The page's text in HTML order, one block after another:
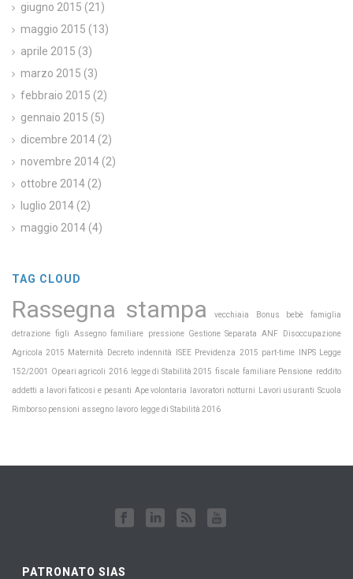
giugno 2015 (21)
maggio 2015 (13)
aprile 2015 (3)
marzo 2015 (3)
febbraio 2015 (2)
gennaio 2015 (5)
dicembre 2014 (2)
novembre 2014 (2)
ottobre 2014 (2)
luglio 2014 (2)
maggio 2014 (4)
TAG CLOUD
Rassegna stampa vecchiaia Bonus bebè famiglia
detrazione figli Assegno familiare pressione Gestione Separata ANF Disoccupazione
Agricola 2015 Maternità Decreto indennità ISEE Previdenza 2015 part-time INPS Legge
152/2001 Opeari agricoli 2016 legge di Stabilità 2015 fiscale familiare Pensione reddito
addetti a lavori faticosi e pesanti Ape volontaria lavoratori notturni Lavori usuranti Scuola
Rimborso pensioni assegno lavoro legge di Stabilità 2016
PATRONATO SIAS